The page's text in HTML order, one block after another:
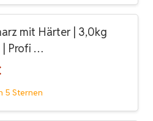
mit Härter | 3,0kg
| Profi …
5 Sternen